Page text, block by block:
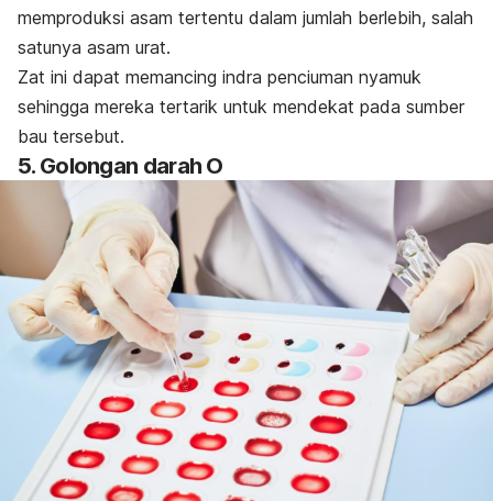
memproduksi asam tertentu dalam jumlah berlebih, salah
satunya asam urat.
Zat ini dapat memancing indra penciuman nyamuk
sehingga mereka tertarik untuk mendekat pada sumber
bau tersebut.
5. Golongan darah O